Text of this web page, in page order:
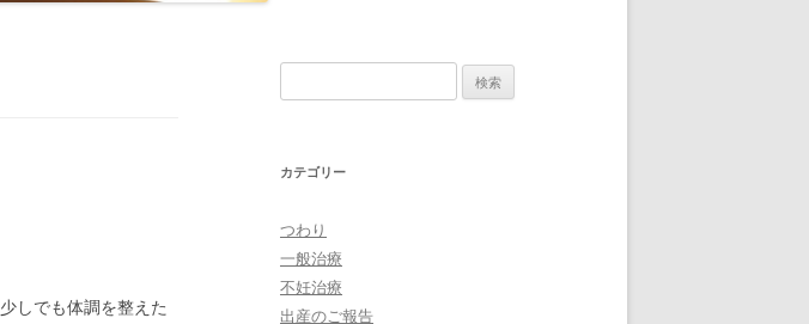
しでも体調を整えた
索:
カテゴリー
つわり
一般治療
不妊治療
出産のご報告